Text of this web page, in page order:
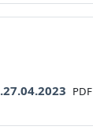
File
PDF